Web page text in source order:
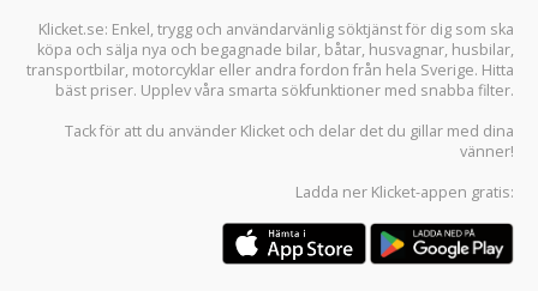
Klicket.se: Enkel, trygg och användarvänlig söktjänst för dig som ska
köpa och sälja nya och begagnade bilar, båtar, husvagnar, husbilar,
transportbilar, motorcyklar eller andra fordon från hela Sverige. Hitta
bäst priser. Upplev våra smarta sökfunktioner med snabba filter.
Tack för att du använder Klicket och delar det du gillar med dina
vänner!
Ladda ner Klicket-appen gratis: